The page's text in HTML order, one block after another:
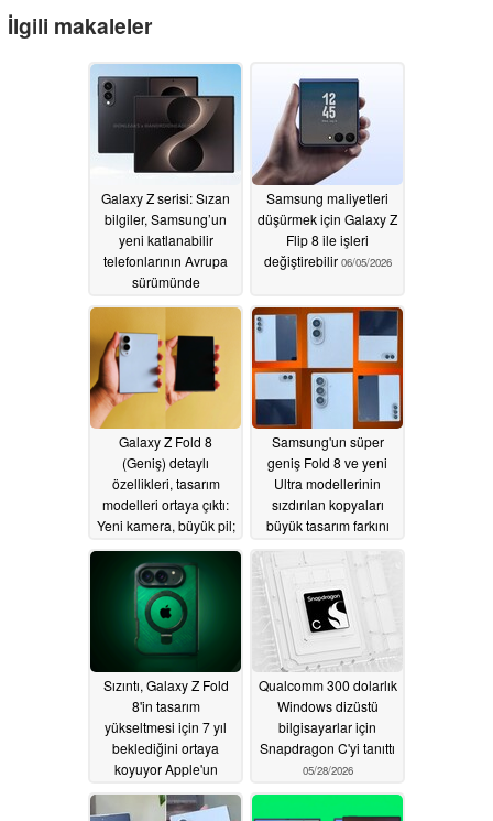
İlgili makaleler
Galaxy Z serisi: Sızan
bilgiler, Samsung’un
yeni katlanabilir
telefonlarının Avrupa
sürümünde
07/08/2026
Samsung maliyetleri
düşürmek için Galaxy Z
Flip 8 ile işleri
değiştirebilir 06/05/2026
Galaxy Z Fold 8
(Geniş) detaylı
özellikleri, tasarım
modelleri ortaya çıktı:
Yeni kamera, büyük pil;
06/02/2026
Samsung'un süper
geniş Fold 8 ve yeni
Ultra modellerinin
sızdırılan kopyaları
büyük tasarım farkını
05/31/2026
Sızıntı, Galaxy Z Fold
8'in tasarım
yükseltmesi için 7 yıl
beklediğini ortaya
koyuyor Apple'un
günden alıyor05/30/2026
Qualcomm 300 dolarlık
Windows dizüstü
bilgisayarlar için
Snapdragon C'yi tanıttı
05/28/2026